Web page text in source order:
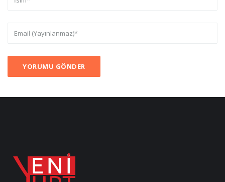
YORUMU GÖNDER